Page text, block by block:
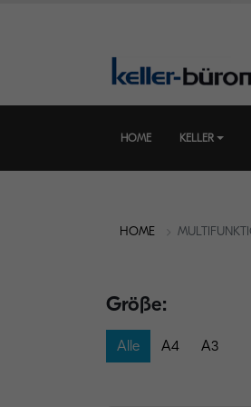
HOME KELLER
HOME
Größe:
Alle A4 A3